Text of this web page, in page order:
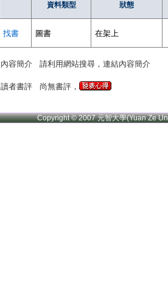
資料類型 狀態
找書 圖書 在架上
內容簡介 請利用網站搜尋，連結內容簡介
讀者書評 尚無書評，
Copyright © 2007 元智大學(Yuan Ze